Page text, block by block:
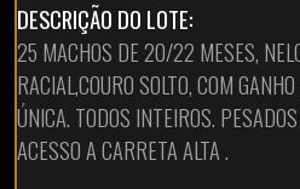
DESCRIÇÃO DO LOTE:
25 MACHOS DE 20/22 MESES,
RACIAL,COURO SOLTO, COM
ÚNICA. TODOS INTEIROS.
ACESSO A CARRETA ALTA .